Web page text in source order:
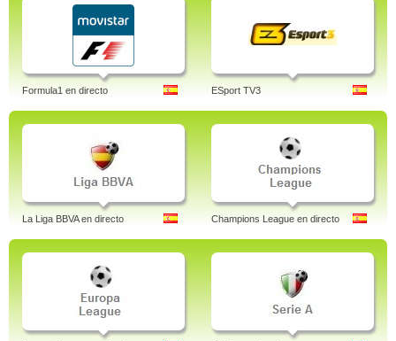
Formula1 en directo ESport TV3
La Liga BBVA en directo Champions League en directo